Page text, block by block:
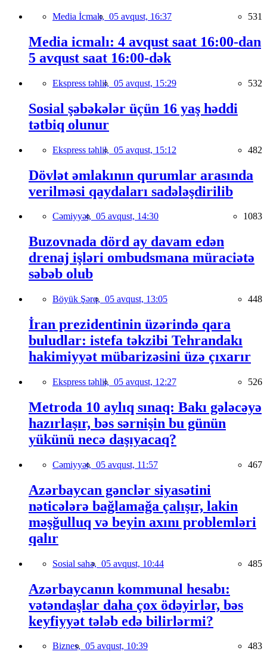
Media İcmalı, 05 avqust, 16:37 531
Media icmalı: 4 avqust saat 16:00-dan
5 avqust saat 16:00-dək
Ekspress təhlil, 05 avqust, 15:29 532
Sosial şəbəkələr üçün 16 yaş həddi
tətbiq olunur
Ekspress təhlil, 05 avqust, 15:12 482
Dövlət əmlakının qurumlar arasında
verilməsi qaydaları sadələşdirilib
Cəmiyyət, 05 avqust, 14:30 1083
Buzovnada dörd ay davam edən
drenaj işləri ombudsmana müraciətə
səbəb olub
Böyük Şərq, 05 avqust, 13:05 448
İran prezidentinin üzərində qara
buludlar: istefa təkzibi Tehrandakı
hakimiyyət mübarizəsini üzə çıxarır
Ekspress təhlil, 05 avqust, 12:27 526
Metroda 10 aylıq sınaq: Bakı gələcəyə
hazırlaşır, bəs sərnişin bu günün
yükünü necə daşıyacaq?
Cəmiyyət, 05 avqust, 11:57 467
Azərbaycan gənclər siyasətini
nəticələrə bağlamağa çalışır, lakin
məşğulluq və beyin axını problemləri
qalır
Sosial sahə, 05 avqust, 10:44 485
Azərbaycanın kommunal hesabı:
vətəndaşlar daha çox ödəyirlər, bəs
keyfiyyət tələb edə bilirlərmi?
Biznes, 05 avqust, 10:39 483